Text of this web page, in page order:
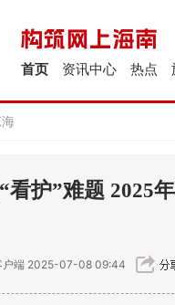
热点
资讯中心
首页
看护”难题 2025
户端 2025-07-08 09:44